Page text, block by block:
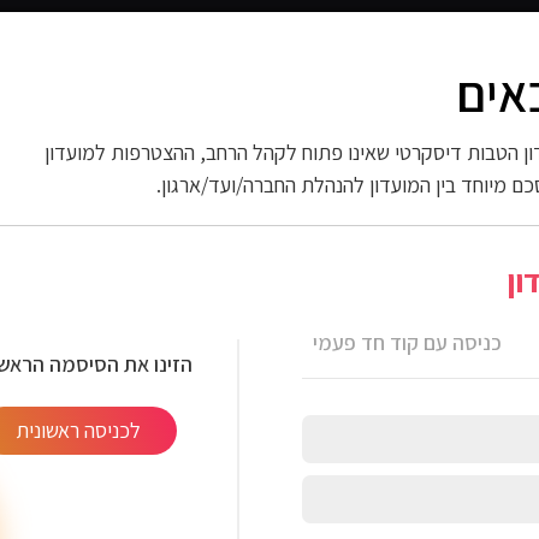
החשמל
הטבות דיסקרטי שאינו פתוח לקהל הרחב, ההצטרפות למועדון
מיוחד בין המועדון להנהלת החברה/ועד/ארגון.
כניסה עם קוד חד פעמי
הזינו את הסיסמה
לכניסה ראשונית
> זוג כיסאות מעוצבים לפינת אוכל דגם GARDA
דגם